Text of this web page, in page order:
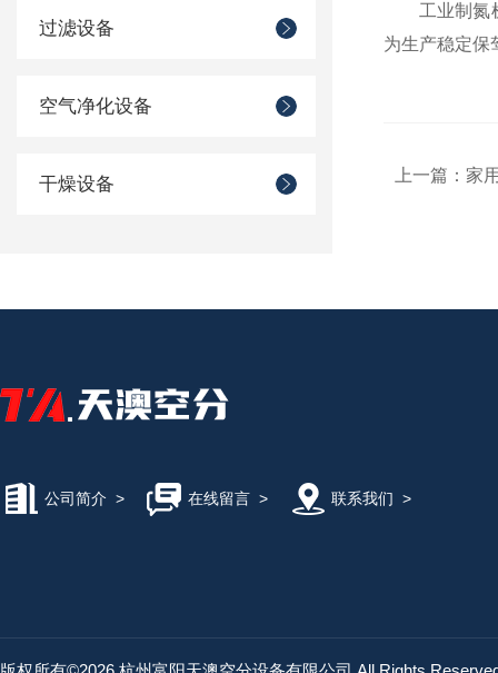
过滤设备
空气净化设备
干燥设备
工业制氮机
为生产稳定保
上一篇： 家
公司简介 > 在线留言> 联系我们 >